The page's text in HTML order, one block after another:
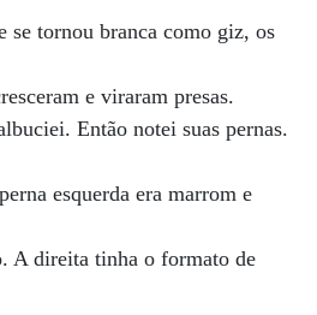
se tornou branca como giz, os
e viraram presas.
Então notei suas pernas.
esquerda era marrom e
A direita tinha o formato de